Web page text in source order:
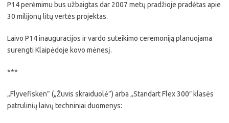
P14 perėmimu bus užbaigtas dar 2007 metų pradžioje pradėtas apie
30 milijonų litų vertės projektas.
Laivo P14 inauguracijos ir vardo suteikimo ceremoniją planuojama
surengti Klaipėdoje kovo mėnesį.
***
„Flyvefisken” („Žuvis skraiduolė”) arba „Standart Flex 300″ klasės
patrulinių laivų techniniai duomenys: